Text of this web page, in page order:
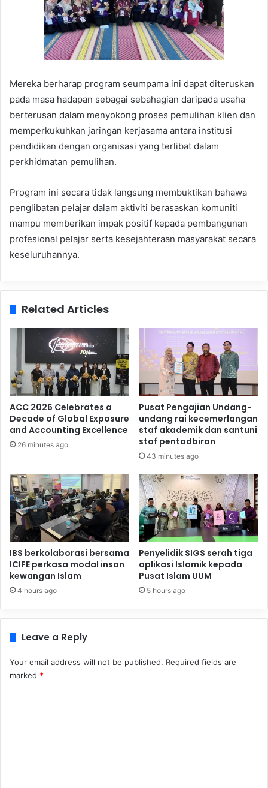
Mereka berharap program seumpama ini dapat diteruskan
pada masa hadapan sebagai sebahagian daripada usaha
berterusan dalam menyokong proses pemulihan klien dan
memperkukuhkan jaringan kerjasama antara institusi
pendidikan dengan organisasi yang terlibat dalam
perkhidmatan pemulihan.
Program ini secara tidak langsung membuktikan bahawa
penglibatan pelajar dalam aktiviti berasaskan komuniti
mampu memberikan impak positif kepada pembangunan
profesional pelajar serta kesejahteraan masyarakat secara
keseluruhannya.
Related Articles
ACC 2026 Celebrates a
Decade of Global Exposure
and Accounting Excellence
26 minutes ago
Pusat Pengajian Undang-
undang rai kecemerlangan
staf akademik dan santuni
staf pentadbiran
43 minutes ago
IBS berkolaborasi bersama
ICIFE perkasa modal insan
kewangan Islam
4 hours ago
Penyelidik SIGS serah tiga
aplikasi Islamik kepada
Pusat Islam UUM
5 hours ago
Leave a Reply
Your email address will not be published. Required fields are
marked *